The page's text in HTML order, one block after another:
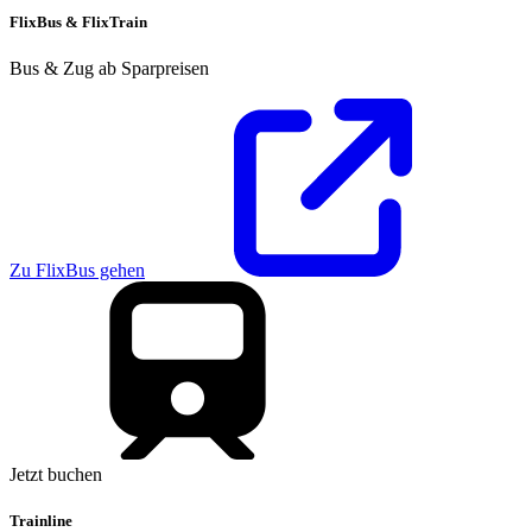
FlixBus & FlixTrain
Bus & Zug ab Sparpreisen
Zu FlixBus gehen
Jetzt buchen
Trainline